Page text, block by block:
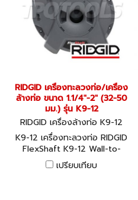
RIDGID เครื่องทะลวงท่อ/เครื่อง
ล้างท่อ ขนาด 1.1/4"-2" (32-50
มม.) รุ่น K9-12
RIDGID เครื่องล้างท่อ K9-12
K9-12 เครื่องทะลวงท่อ RIDGID
FlexShaft K9-12 Wall-to-
Wall Drain Cleaning Machine
เปรียบเทียบ